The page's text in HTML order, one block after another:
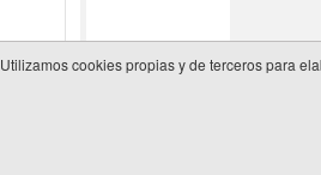
Utilizamos cookies propias y de terceros para